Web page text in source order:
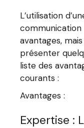
L’utilisation
avantages,
présenter
liste des
courants :
Avantages :
Expertise :